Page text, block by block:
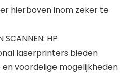
hierboven inom zeker te
SCANNEN: HP
laserprinters bieden
voordelige mogelijkheden